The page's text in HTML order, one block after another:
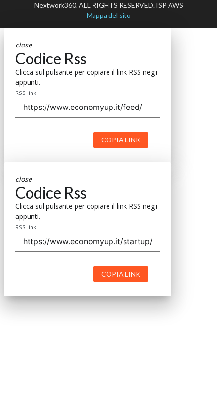
Nextwork360. ALL RIGHTS RESERVED. ISP AWS
Mappa del sito
close
Codice Rss
Clicca sul pulsante per copiare il link RSS negli
appunti.
RSS link
COPIA LINK
close
Codice Rss
Clicca sul pulsante per copiare il link RSS negli
appunti.
RSS link
COPIA LINK